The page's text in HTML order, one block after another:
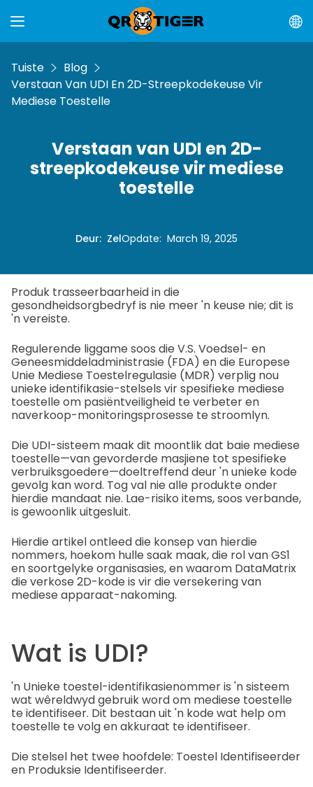
Tuiste
Blog
Verstaan Van UDI En 2D-Streepkodekeuse Vir
Mediese Toestelle
Verstaan van UDI en 2D-
streepkodekeuse vir mediese
toestelle
Deur: ZelOpdate: March 19, 2025
Produk trasseerbaarheid in die
gesondheidsorgbedryf is nie meer 'n keuse nie; dit is
'n vereiste.
Regulerende liggame soos die V.S. Voedsel- en
Geneesmiddeladministrasie (FDA) en die Europese
Unie Mediese Toestelregulasie (MDR) verplig nou
unieke identifikasie-stelsels vir spesifieke mediese
toestelle om pasiëntveiligheid te verbeter en
naverkoop-monitoringsprosesse te stroomlyn.
Die UDI-sisteem maak dit moontlik dat baie mediese
toestelle—van gevorderde masjiene tot spesifieke
verbruiksgoedere—doeltreffend deur 'n unieke kode
gevolg kan word. Tog val nie alle produkte onder
hierdie mandaat nie. Lae-risiko items, soos verbande,
is gewoonlik uitgesluit.
Hierdie artikel ontleed die konsep van hierdie
nommers, hoekom hulle saak maak, die rol van GS1
en soortgelyke organisasies, en waarom DataMatrix
die verkose 2D-kode is vir die versekering van
mediese apparaat-nakoming.
Wat is UDI?
'n Unieke toestel-identifikasienommer is 'n sisteem
wat wêreldwyd gebruik word om mediese toestelle
te identifiseer. Dit bestaan uit 'n kode wat help om
toestelle te volg en akkuraat te identifiseer.
Die stelsel het twee hoofdele: Toestel Identifiseerder
en Produksie Identifiseerder.